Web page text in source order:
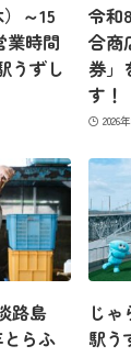
～15
業時間
うずし
令和
合商
券」
す！
2026
路島
らふ
じ
駅う